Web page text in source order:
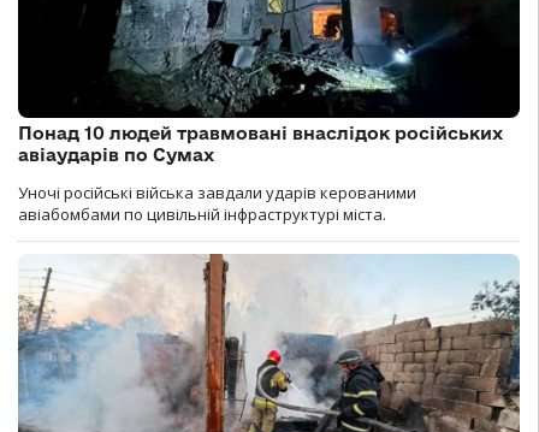
Понад 10 людей травмовані внаслідок російських
авіаударів по Сумах
Уночі російські війська завдали ударів керованими
авіабомбами по цивільній інфраструктурі міста.